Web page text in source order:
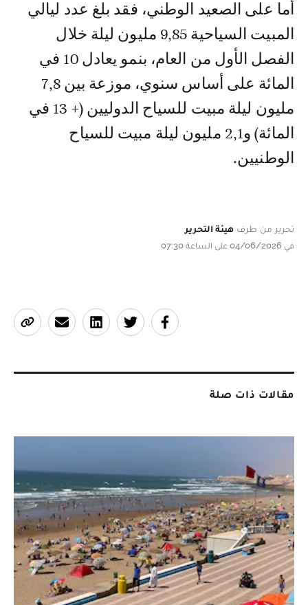
أما على الصعيد الوطني، فقد بلغ عدد ليالي
المبيت السياحية 9,85 مليون ليلة خلال
الفصل الأول من العام، بنمو يعادل 10 في
المائة على أساس سنوي، موزعة بين 7,8
مليون ليلة مبيت للسياح الدوليين (+ 13 في
المائة) و2,1 مليون ليلة مبيت للسياح
الوطنيين.
تحرير من طرف هيئة التحرير
في 04/06/2026 على الساعة 07:30
مقالات ذات صلة